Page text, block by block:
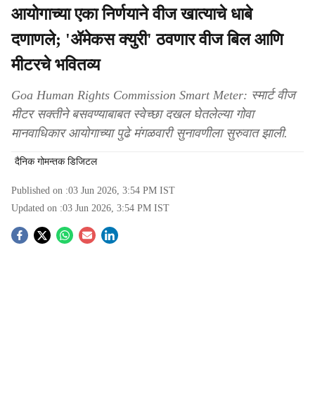
आयोगाच्या एका निर्णयाने वीज खात्याचे धाबे
दणाणले; 'ॲमेकस क्युरी' ठवणार वीज बिल आणि
मीटरचे भवितव्य
Goa Human Rights Commission Smart Meter: स्मार्ट वीज
मीटर सक्तीने बसवण्याबाबत स्वेच्छा दखल घेतलेल्या गोवा
मानवाधिकार आयोगाच्या पुढे मंगळवारी सुनावणीला सुरुवात झाली.
दैनिक गोमन्तक डिजिटल
Published on :03 Jun 2026, 3:54 PM IST
Updated on :03 Jun 2026, 3:54 PM IST
S